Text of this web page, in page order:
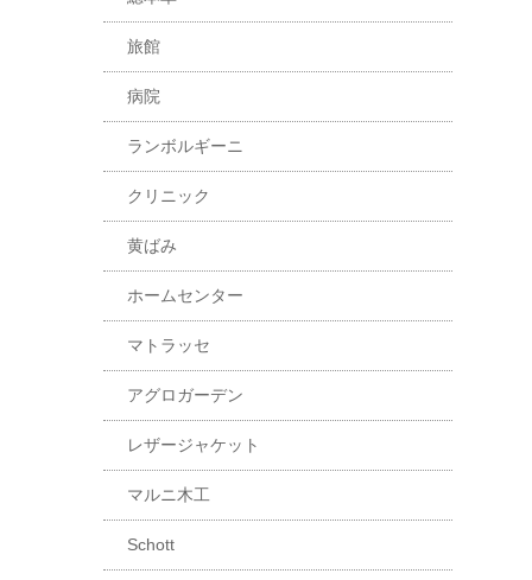
旅館
病院
ランボルギーニ
クリニック
黄ばみ
ホームセンター
マトラッセ
アグロガーデン
レザージャケット
マルニ木工
Schott